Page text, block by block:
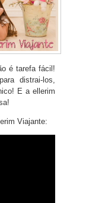
é tarefa fácil!
distrai-los,
E a ellerim
Viajante: